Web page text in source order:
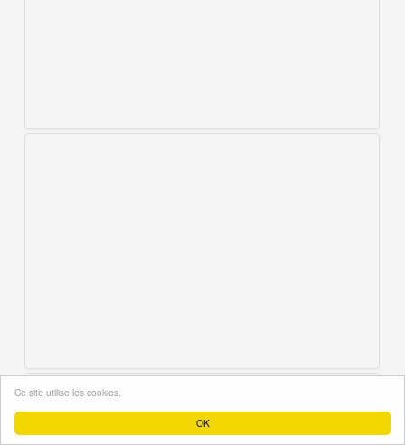
OK
Ce site utilise les cookies.